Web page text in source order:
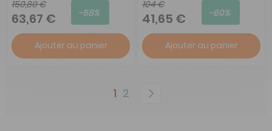
150,80 €
63,67 € -58%
Ajouter au panier
104 €
41,65 € -60%
Ajouter au panier
Page
You're currently reading
1 Page
2